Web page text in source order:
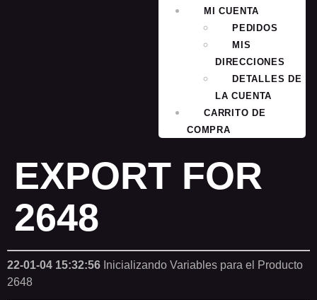
MI CUENTA
PEDIDOS
MIS
DIRECCIONES
DETALLES DE
LA CUENTA
CARRITO DE
COMPRA
EXPORT FOR
2648
22-01-04 15:32:56 Inicializando Variables para el Producto
2648